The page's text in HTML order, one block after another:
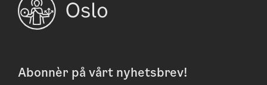
Abonnèr på vårt nyhetsbrev!